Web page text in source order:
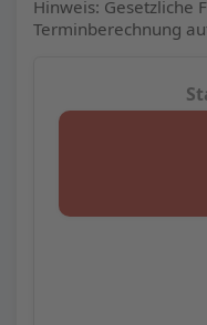
Hinweis: Gesetzliche
Terminberechnung